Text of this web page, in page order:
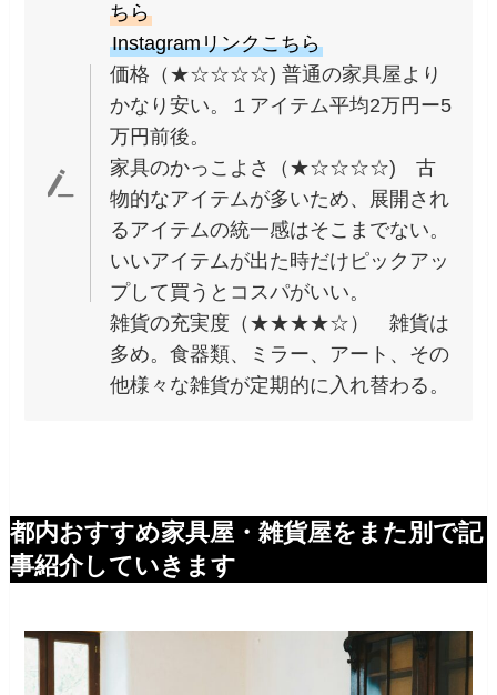
ちら
Instagramリンクこちら
価格（★☆☆☆☆) 普通の家具屋より
かなり安い。１アイテム平均2万円ー5
万円前後。
家具のかっこよさ（★☆☆☆☆) 古
物的なアイテムが多いため、展開され
るアイテムの統一感はそこまでない。
いいアイテムが出た時だけピックアッ
プして買うとコスパがいい。
雑貨の充実度（★★★★☆） 雑貨は
多め。食器類、ミラー、アート、その
他様々な雑貨が定期的に入れ替わる。
都内おすすめ家具屋・雑貨屋をまた別で記
事紹介していきます